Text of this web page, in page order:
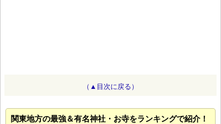
（▲目次に戻る）
関東地方の最強＆有名神社・お寺をランキングで紹介！